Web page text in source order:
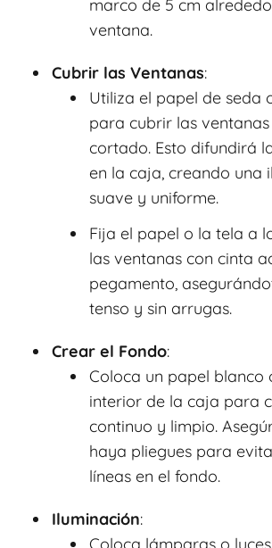
marco de 5 cm
ventana.
Cubrir las Ventanas:
Utiliza el papel de seda
para cubrir las
cortado. Esto difundirá
en la caja, creando una
suave y uniforme.
Fija el papel o la tela a
las ventanas con cinta
pegamento,
tenso y sin arrugas.
Crear el Fondo:
Coloca un papel blanco
interior de la caja para
continuo y limpio.
haya pliegues para
líneas en el fondo.
Iluminación: